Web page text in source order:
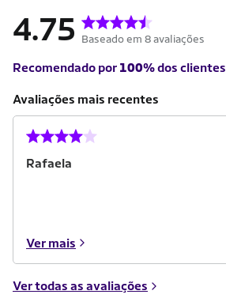
4.75 Baseado em 8 avaliações
Recomendado por 100%dos clientes
Avaliações mais recentes
Rafaela
Ver mais
Ver todas as avaliações